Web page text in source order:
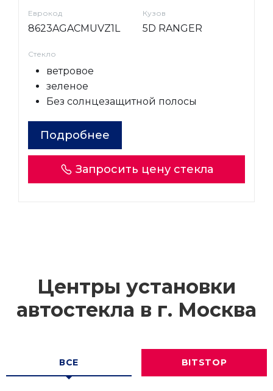
Еврокод
8623AGACMUVZ1L
Кузов
5D RANGER
Стекло
ветровое
зеленое
Без солнцезащитной полосы
Подробнее
Запросить цену стекла
Центры установки
автостекла в г. Москва
ВСЕ BITSTOP